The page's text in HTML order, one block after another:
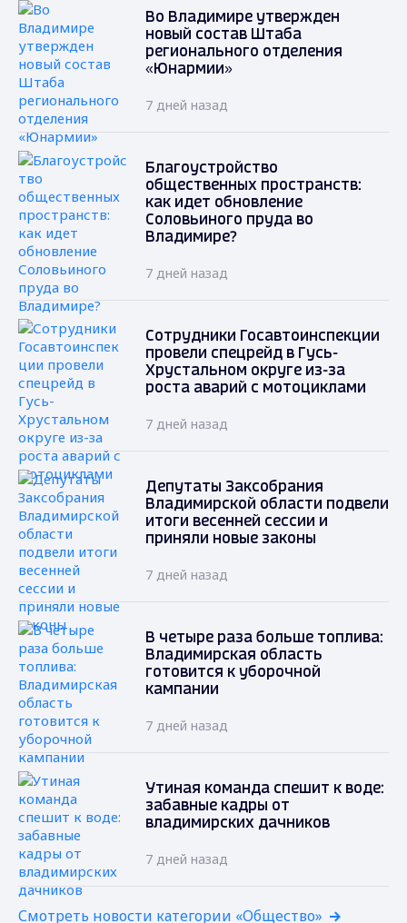
Во Владимире утвержден
новый состав Штаба
регионального отделения
«Юнармии»
7 дней назад
Благоустройство
общественных пространств:
как идет обновление
Соловьиного пруда во
Владимире?
7 дней назад
Сотрудники Госавтоинспекции
провели спецрейд в Гусь-
Хрустальном округе из-за
роста аварий с мотоциклами
7 дней назад
Депутаты Заксобрания
Владимирской области подвели
итоги весенней сессии и
приняли новые законы
7 дней назад
В четыре раза больше топлива:
Владимирская область
готовится к уборочной
кампании
7 дней назад
Утиная команда спешит к воде:
забавные кадры от
владимирских дачников
7 дней назад
Смотреть новости категории «Общество»